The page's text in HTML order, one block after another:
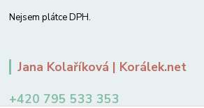
Nejsem plátce DPH.
Jana Kolaříková | Korálek.net
+420 795 533 353